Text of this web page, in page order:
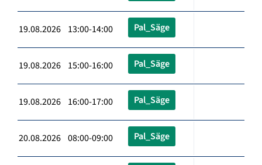
19.08.2026 13:00-14:00 Pal_Säge
19.08.2026 15:00-16:00 Pal_Säge
19.08.2026 16:00-17:00 Pal_Säge
20.08.2026 08:00-09:00 Pal_Säge